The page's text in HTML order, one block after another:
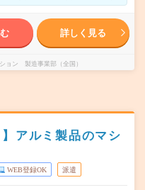
詳しく見る
ョン 製造事業部（全国）
アルミ製品のマシ
WEB登録OK 派遣